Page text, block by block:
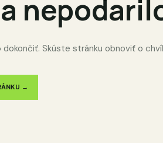
dokončiť. Skúste stránku obnoviť o
→